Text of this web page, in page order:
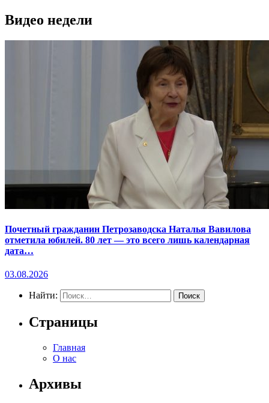
Видео недели
Почетный гражданин Петрозаводска Наталья Вавилова
отметила юбилей. 80 лет — это всего лишь календарная
дата…
03.08.2026
Найти:
Страницы
Главная
О нас
Архивы